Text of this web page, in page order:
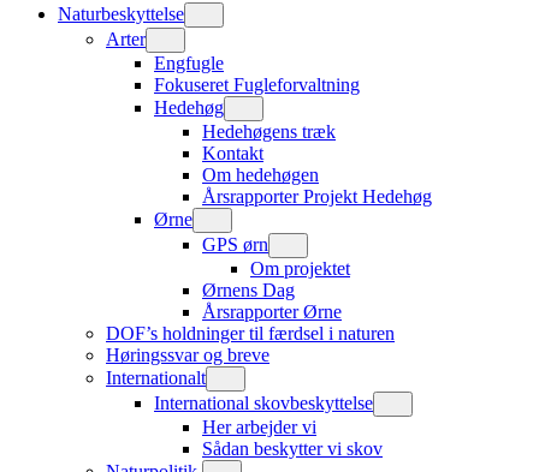
Naturbeskyttelse
Arter
Engfugle
Fokuseret Fugleforvaltning
Hedehøg
Hedehøgens træk
Kontakt
Om hedehøgen
Årsrapporter Projekt Hedehøg
Ørne
GPS ørn
Om projektet
Ørnens Dag
Årsrapporter Ørne
DOF’s holdninger til færdsel i naturen
Høringssvar og breve
Internationalt
International skovbeskyttelse
Her arbejder vi
Sådan beskytter vi skov